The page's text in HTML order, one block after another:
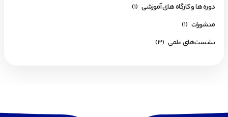
دوره ها و کارگاه های آموزشی (1)
منشورات (1)
نشست‌های علمی (3)